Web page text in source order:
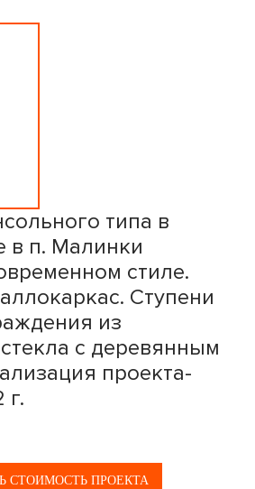
типа в
в п. Малинки
стиле.
Ступени
из
с деревянным
проекта-
г.
СТОИМОСТЬ ПРОЕКТА